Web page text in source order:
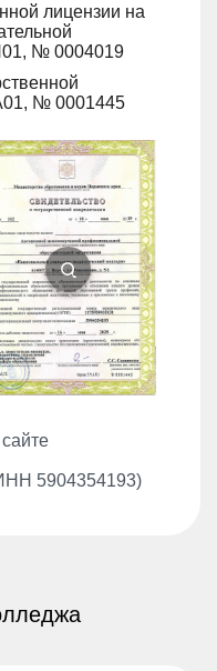
лицензии на
№ 0004019
№ 0001445
5904354193)